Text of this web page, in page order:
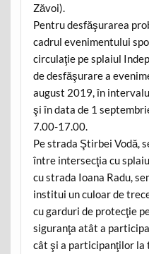
Zăvoi).
Pentru desfăşurarea
cadrul evenimentului
circulaţie pe splaiul
de desfăşurare a
august 2019, în
şi în data de 1
7.00-17.00.
Pe strada Ştirbei Vodă,
între intersecţia cu
cu strada Ioana Radu,
institui un culoar de
cu garduri de protecţie
siguranţa atât a
cât şi a participanţilor la